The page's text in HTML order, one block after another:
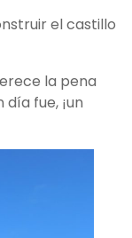
el castillo
la pena
fue, ¡un